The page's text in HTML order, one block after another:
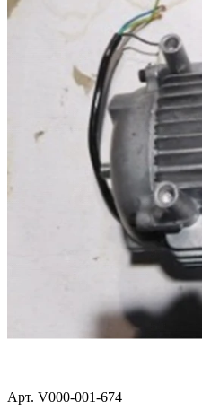
Арт. V000-001-674